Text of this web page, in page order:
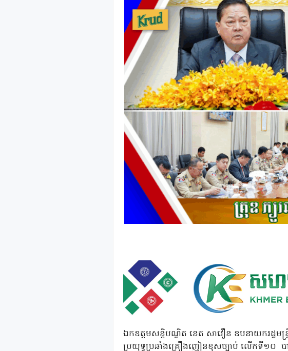
ឯកឧត្តមសន្ដិបណ្ឌិត នេត សាវឿន ឧបនាយករដ្ឋមន្
ប្រយុទ្ធប្រឆាំងគ្រឿងញៀនខុសច្បាប់ លើកទី១០ បា